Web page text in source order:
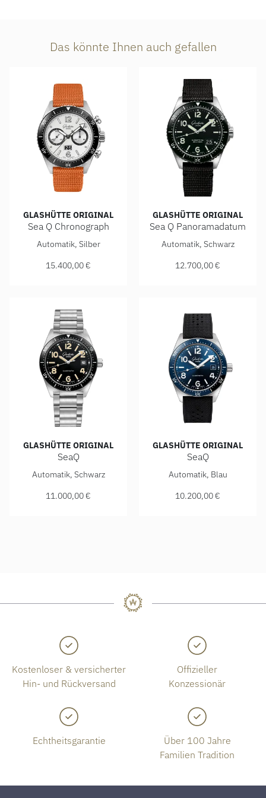
Das könnte Ihnen auch gefallen
GLASHÜTTE ORIGINAL
Sea Q Chronograph
Glashütte Original Sea Q Chronograph , Ref: 1-37-23-03-
Automatik, Silber
15.400,00 €
GLASHÜTTE ORIGINAL
Sea Q Panoramadatum
Glashütte Original Sea Q
Automatik, Schwarz
12.700,00 €
GLASHÜTTE ORIGINAL
SeaQ
Glashütte Original SeaQ, Ref: 1-39-11-06-60-70, Preis:
Automatik, Schwarz
11.000,00 €
GLASHÜTTE ORIGINAL
SeaQ
Glashütte Original SeaQ,
Automatik, Blau
10.200,00 €
Kostenloser & versicherter
Hin- und Rückversand
Offizieller
Konzessionär
Echtheitsgarantie
Über 100 Jahre
Familien Tradition